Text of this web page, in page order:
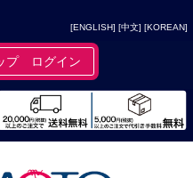
[ENGLISH] [中文] [KOREAN]
プ ログイン